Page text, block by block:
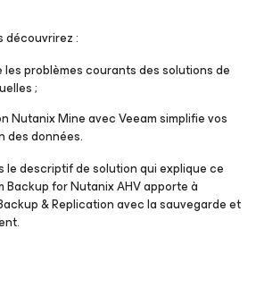
découvrirez :
problèmes courants des solutions de
;
Nutanix Mine avec Veeam simplifie vos
des données.
le descriptif de solution qui explique ce
Backup for Nutanix AHV apporte à
& Replication avec la sauvegarde et